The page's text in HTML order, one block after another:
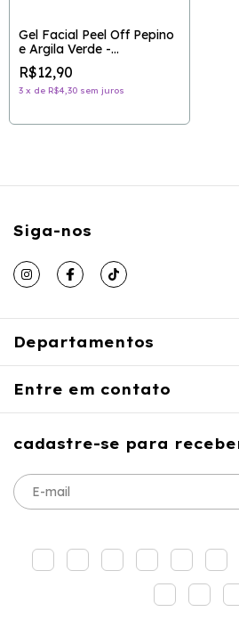
Gel Facial Peel Off Pepino
e Argila Verde -
DERMACHEM
R$12,90
3 x de R$4,30 sem juros
Siga-nos
Departamentos
Entre em contato
cadastre-se para